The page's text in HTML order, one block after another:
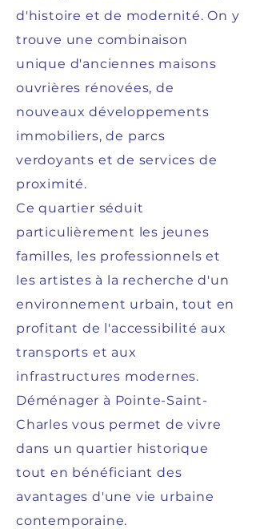
d'histoire et de modernité. On y
trouve une combinaison
unique d'anciennes maisons
ouvrières rénovées, de
nouveaux développements
immobiliers, de parcs
verdoyants et de services de
proximité.
Ce quartier séduit
particulièrement les jeunes
familles, les professionnels et
les artistes à la recherche d'un
environnement urbain, tout en
profitant de l'accessibilité aux
transports et aux
infrastructures modernes.
Déménager à Pointe-Saint-
Charles vous permet de vivre
dans un quartier historique
tout en bénéficiant des
avantages d'une vie urbaine
contemporaine.